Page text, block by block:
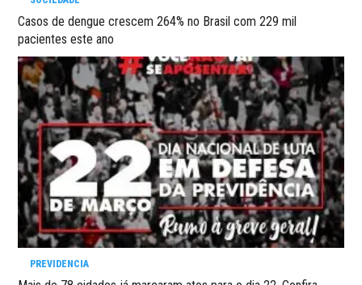
Casos de dengue crescem 264% no Brasil com 229 mil
pacientes este ano
PREVIDENCIA